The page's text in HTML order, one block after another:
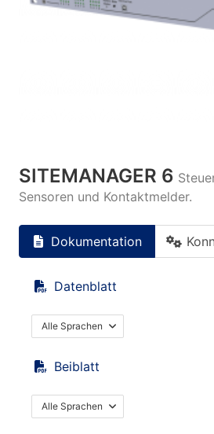
SITEMANAGER 6
Sensoren und Kontaktmelder.
Dokumentation
Datenblatt
Alle Sprachen
Beiblatt
Alle Sprachen